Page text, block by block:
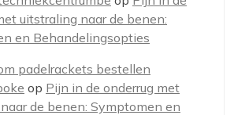
uitstraling naar de benen:
en Behandelingsopties
padelrackets bestellen
op Pijn in de onderrug met
de benen: Symptomen en